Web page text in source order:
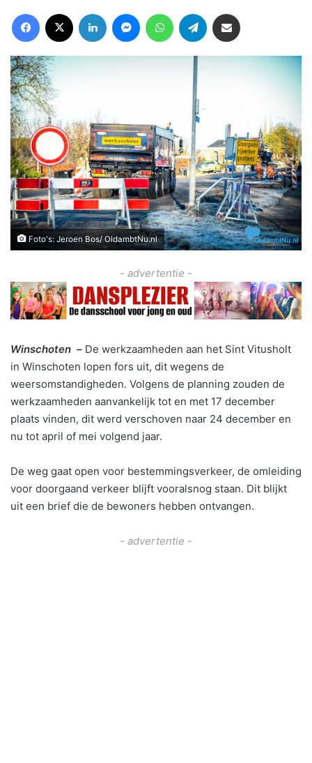
Foto's: Jeroen Bos/ OldambtNu.nl
- advertentie -
Winschoten – De werkzaamheden aan het Sint Vitusholt
in Winschoten lopen fors uit, dit wegens de
weersomstandigheden. Volgens de planning zouden de
werkzaamheden aanvankelijk tot en met 17 december
plaats vinden, dit werd verschoven naar 24 december en
nu tot april of mei volgend jaar.
De weg gaat open voor bestemmingsverkeer, de omleiding
voor doorgaand verkeer blijft vooralsnog staan. Dit blijkt
uit een brief die de bewoners hebben ontvangen.
- advertentie -